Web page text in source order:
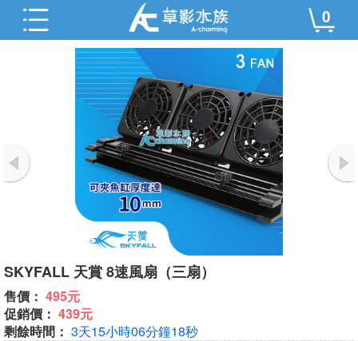
0
SKYFALL 天賞 8速風扇（三扇）
售價： 495元
促銷價： 439元
剩餘時間： 3天15小時06分鐘17秒